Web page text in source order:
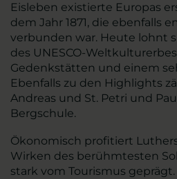
Eisleben existierte Europas
dem Jahr 1871, die ebenfalls
verbunden war. Heute lohnt
des UNESCO-
Gedenkstätten und einem
Ebenfalls zu den Highlights
Andreas und St. Petri und
Bergschule.
Ökonomisch profitiert
Wirken des berühmtesten
stark vom Tourismus